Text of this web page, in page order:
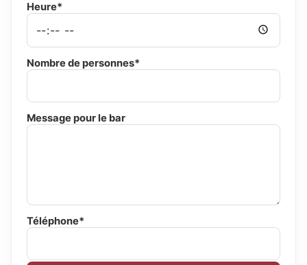
Heure*
Nombre de personnes*
Message pour le bar
Téléphone*